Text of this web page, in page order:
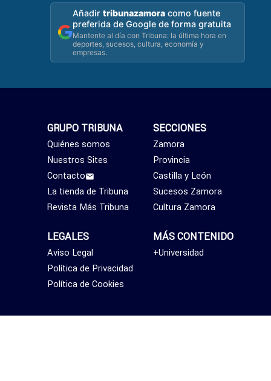
Añadirtribunazamora como fuente
preferida de Google de forma gratuita
Mantente al día con Tribuna: la última hora en
deportes, sucesos, cultura, economía y
empresas.
SECCIONES
Zamora
Provincia
Castilla y León
Sucesos Zamora
Cultura Zamora
MÁS CONTENIDO
+Universidad
GRUPO TRIBUNA
Quiénes somos
Nuestros Sites
Contacto
La tienda de Tribuna
Revista Más Tribuna
LEGALES
Aviso Legal
Política de Privacidad
Política de Cookies